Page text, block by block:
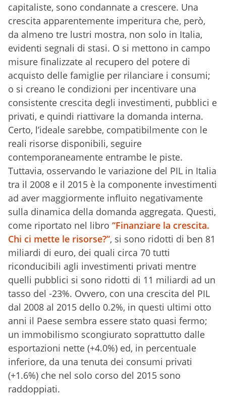
capitaliste, sono condannate a crescere. Una
crescita apparentemente imperitura che, però,
da almeno tre lustri mostra, non solo in Italia,
evidenti segnali di stasi. O si mettono in campo
misure finalizzate al recupero del potere di
acquisto delle famiglie per rilanciare i consumi;
o si creano le condizioni per incentivare una
consistente crescita degli investimenti, pubblici e
privati, e quindi riattivare la domanda interna.
Certo, l’ideale sarebbe, compatibilmente con le
reali risorse disponibili, seguire
contemporaneamente entrambe le piste.
Tuttavia, osservando le variazione del PIL in Italia
tra il 2008 e il 2015 è la componente investimenti
ad aver maggiormente influito negativamente
sulla dinamica della domanda aggregata. Questi,
come riportato nel libro “Finanziare la crescita.
Chi ci mette le risorse?”, si sono ridotti di ben 81
miliardi di euro, dei quali circa 70 tutti
riconducibili agli investimenti privati mentre
quelli pubblici si sono ridotti di 11 miliardi ad un
tasso del -23%. Ovvero, con una crescita del PIL
dal 2008 al 2015 dello 0.2%, in questi ultimi otto
anni il Paese sembra essere stato quasi fermo;
un immobilismo scongiurato soprattutto dalle
esportazioni nette (+4.0%) ed, in percentuale
inferiore, da una tenuta dei consumi privati
(+1.6%) che nel solo corso del 2015 sono
raddoppiati.